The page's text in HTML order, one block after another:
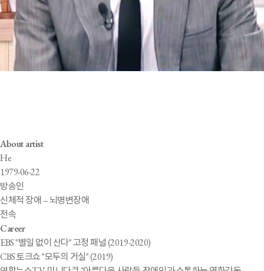
About artist
He
1979-06-22
방송인
신체적 장애 – 뇌병변장애
전속
Career
EBS "별일 없이 산다" 고정 패널 (2019-2020)
CBS 토크쇼 "모두의 거실" (2019)